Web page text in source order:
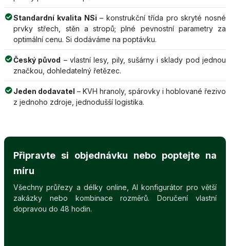
Standardní kvalita NSi – konstrukční třída pro skryté nosné
prvky střech, stěn a stropů; plné pevnostní parametry za
optimální cenu. Si dodáváme na poptávku.
Český původ – vlastní lesy, pily, sušárny i sklady pod jednou
značkou, dohledatelný řetězec.
Jeden dodavatel – KVH hranoly, spárovky i hoblované řezivo
z jednoho zdroje, jednodušší logistika.
Připravte si objednávku nebo poptejte na
míru
Všechny průřezy a délky online, AI konfigurátor pro větší
zakázky nebo kombinace rozměrů. Doručení vlastní
dopravou do 48 hodin.